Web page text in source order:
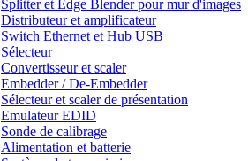
Splitter et Edge Blender pour mur d'images
Distributeur et amplificateur
Switch Ethernet et Hub USB
Sélecteur
Convertisseur et scaler
Embedder / De-Embedder
Sélecteur et scaler de présentation
Emulateur EDID
Sonde de calibrage
Alimentation et batterie